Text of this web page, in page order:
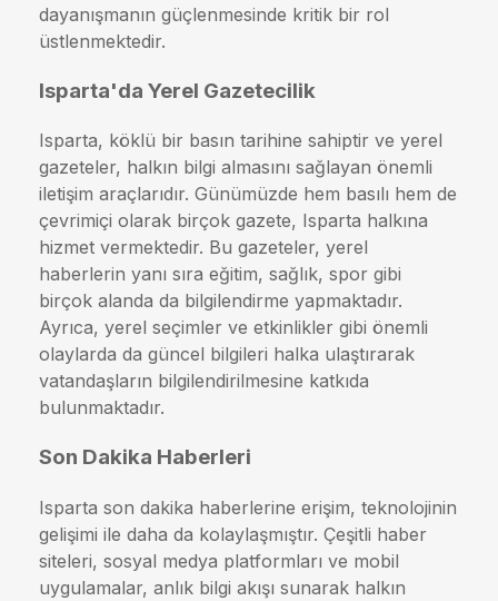
dayanışmanın güçlenmesinde kritik bir rol
üstlenmektedir.
Isparta'da Yerel Gazetecilik
Isparta, köklü bir basın tarihine sahiptir ve yerel
gazeteler, halkın bilgi almasını sağlayan önemli
iletişim araçlarıdır. Günümüzde hem basılı hem de
çevrimiçi olarak birçok gazete, Isparta halkına
hizmet vermektedir. Bu gazeteler, yerel
haberlerin yanı sıra eğitim, sağlık, spor gibi
birçok alanda da bilgilendirme yapmaktadır.
Ayrıca, yerel seçimler ve etkinlikler gibi önemli
olaylarda da güncel bilgileri halka ulaştırarak
vatandaşların bilgilendirilmesine katkıda
bulunmaktadır.
Son Dakika Haberleri
Isparta son dakika haberlerine erişim, teknolojinin
gelişimi ile daha da kolaylaşmıştır. Çeşitli haber
siteleri, sosyal medya platformları ve mobil
uygulamalar, anlık bilgi akışı sunarak halkın